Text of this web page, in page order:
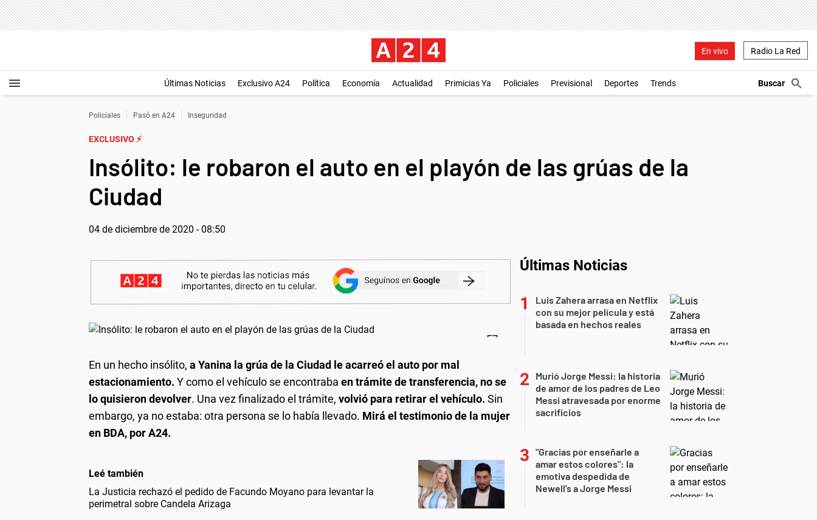
En vivo Radio La Red
Últimas Noticias Exclusivo A24 Política Economía Actualidad Primicias Ya Policiales Previsional Deportes Trends
Policiales Pasó en A24 Inseguridad
EXCLUSIVO ⚡
Insólito: le robaron el auto en el playón de las grúas de la
Ciudad
04 de diciembre de 2020 - 08:50
En un hecho insólito, a Yanina la grúa de la Ciudad le acarreó el auto por mal
estacionamiento. Y como el vehículo se encontraba en trámite de transferencia, no se
lo quisieron devolver. Una vez finalizado el trámite, volvió para retirar el vehículo. Sin
embargo, ya no estaba: otra persona se lo había llevado. Mirá el testimonio de la mujer
en BDA, por A24.
Leé también
La Justicia rechazó el pedido de Facundo Moyano para levantar la
perimetral sobre Candela Arizaga
Últimas Noticias
Luis Zahera arrasa en Netflix
con su mejor película y está
basada en hechos reales
Murió Jorge Messi: la historia
de amor de los padres de Leo
Messi atravesada por enorme
sacrificios
"Gracias por enseñarle a
amar estos colores": la
emotiva despedida de
Newell's a Jorge Messi